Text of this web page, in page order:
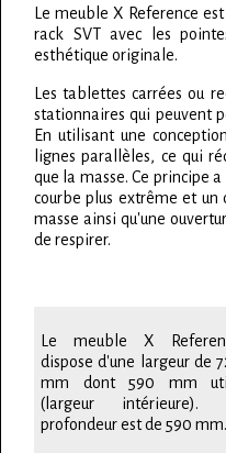
Le meuble X Reference
rack SVT avec les
esthétique originale.
Les tablettes carrées ou
stationnaires qui peuvent
En utilisant une
lignes parallèles, ce qui
que la masse. Ce principe
courbe plus extrême et
masse ainsi qu'une
de respirer.
Le meuble X
dispose d'une largeur de
mm dont 590 mm
(largeur intérieure).
profondeur est de 590 mm.